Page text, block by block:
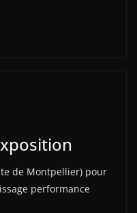
de Montpellier) pour
performance